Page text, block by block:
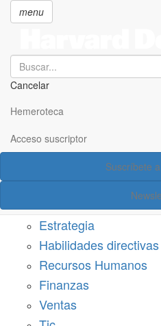
principal
menu
Search
Cancelar
Hemeroteca
Acceso suscriptor
Suscríbete
Acceso suscriptor
Estrategia
Habilidades directivas
Recursos Humanos
Finanzas
Ventas